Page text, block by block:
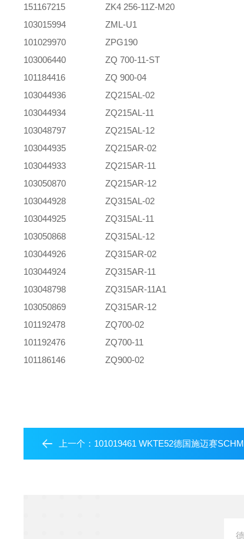
151167215
ZK4 256-11Z-M20
103015994
ZML-U1
101029970
ZPG190
103006440
ZQ 700-11-ST
101184416
ZQ 900-04
103044936
ZQ215AL-02
103044934
ZQ215AL-11
103048797
ZQ215AL-12
103044935
ZQ215AR-02
103044933
ZQ215AR-11
103050870
ZQ215AR-12
103044928
ZQ315AL-02
103044925
ZQ315AL-11
103050868
ZQ315AL-12
103044926
ZQ315AR-02
103044924
ZQ315AR-11
103048798
ZQ315AR-11A1
103050869
ZQ315AR-12
101192478
ZQ700-02
101192476
ZQ700-11
101186146
ZQ900-02
上一个： 101019461 WKTE52德国施迈赛SCHMERSAL自复位手柄开关